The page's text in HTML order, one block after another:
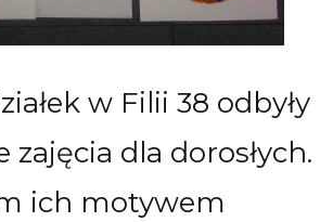
w Filii 38 odbyły
zajęcia dla dorosłych.
ich motywem